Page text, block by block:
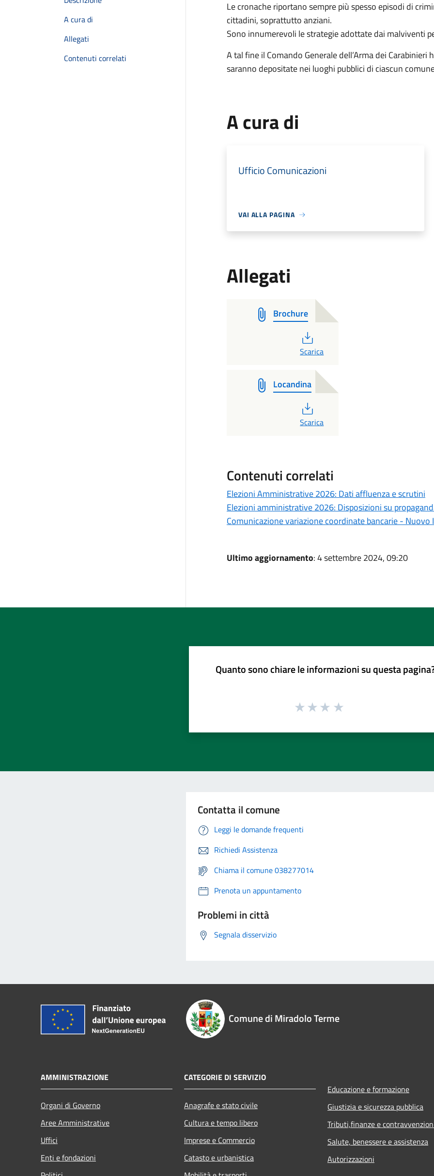
A cura di
Allegati
Contenuti correlati
Le cronache riportano sempre più spesso episodi di
cittadini, soprattutto anziani.
Sono innumerevoli le strategie adottate dai malviventi
A tal fine il Comando Generale dell’Arma dei
saranno depositate nei luoghi pubblici di ciascun
A cura di
Ufficio Comunicazioni
VAI ALLA PAGINA
Allegati
Brochure
PDF
Scarica
Locandina
PDF
Scarica
Contenuti correlati
Elezioni Amministrative 2026: Dati affluenza e scrutini
Elezioni amministrative 2026: Disposizioni su
Comunicazione variazione coordinate bancarie - Nuovo
Ultimo aggiornamento: 4 settembre 2024, 09:20
Quanto sono chiare le informazioni su questa
Contatta il comune
Leggi le domande frequenti
Richiedi Assistenza
Chiama il comune 038277014
Prenota un appuntamento
Problemi in città
Segnala disservizio
Comune di Miradolo Terme
AMMINISTRAZIONE
Organi di Governo
Aree Amministrative
Uffici
Enti e fondazioni
CATEGORIE DI SERVIZIO
Anagrafe e stato civile
Cultura e tempo libero
Imprese e Commercio
Catasto e urbanistica
Educazione e formazione
Giustizia e sicurezza pubblica
Tributi,finanze e
Salute, benessere e assistenza
Autorizzazioni